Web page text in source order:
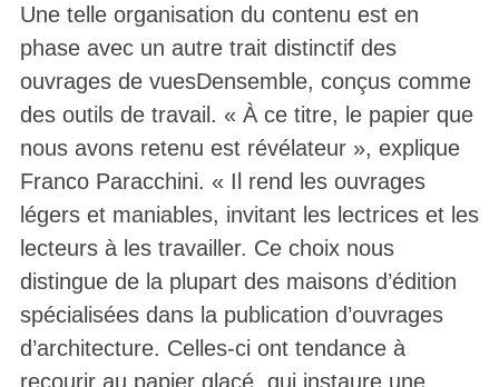
Une telle organisation du contenu est en
phase avec un autre trait distinctif des
ouvrages de vuesDensemble, conçus comme
des outils de travail. « À ce titre, le papier que
nous avons retenu est révélateur », explique
Franco Paracchini. « Il rend les ouvrages
légers et maniables, invitant les lectrices et les
lecteurs à les travailler. Ce choix nous
distingue de la plupart des maisons d’édition
spécialisées dans la publication d’ouvrages
d’architecture. Celles-ci ont tendance à
recourir au papier glacé, qui instaure une